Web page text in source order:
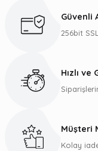
Ürün bilgilerinde
Güvenli
256bit
Hızlı
Müşteri
Kolay